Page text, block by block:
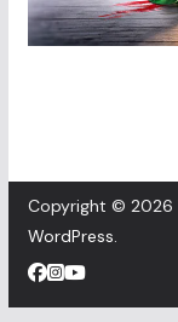
Copyright © 2026
WordPress.